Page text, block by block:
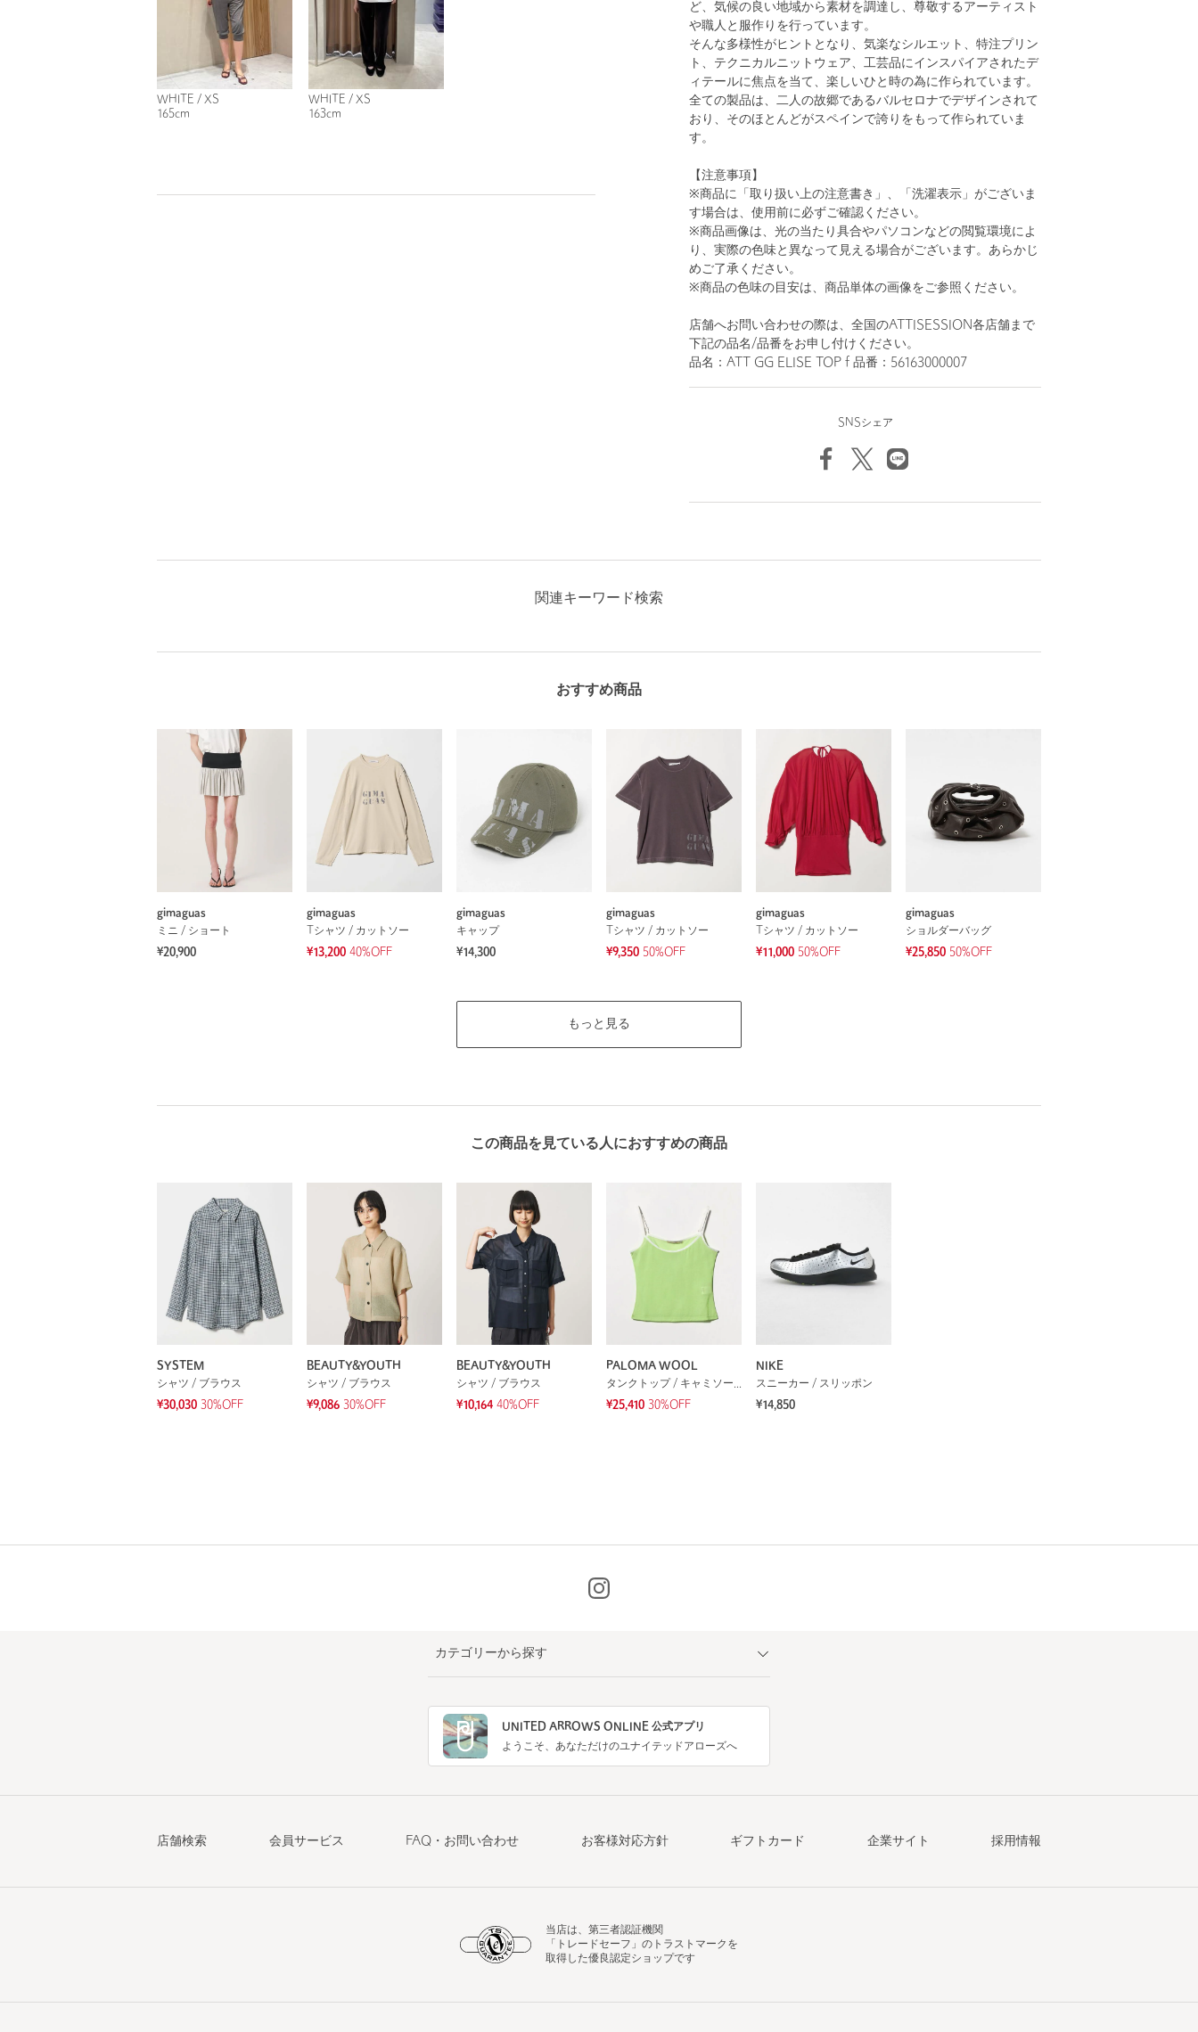
ど、気候の良い地域から素材を調達し、尊敬するアーティスト
や職人と服作りを行っています。
そんな多様性がヒントとなり、気楽なシルエット、特注プリン
ト、テクニカルニットウェア、工芸品にインスパイアされたデ
ィテールに焦点を当て、楽しいひと時の為に作られています。
全ての製品は、二人の故郷であるバルセロナでデザインされて
おり、そのほとんどがスペインで誇りをもって作られていま
す。
【注意事項】
※商品に「取り扱い上の注意書き」、「洗濯表示」がございま
す場合は、使用前に必ずご確認ください。
※商品画像は、光の当たり具合やパソコンなどの閲覧環境によ
り、実際の色味と異なって見える場合がございます。あらかじ
めご了承ください。
※商品の色味の目安は、商品単体の画像をご参照ください。
店舗へお問い合わせの際は、全国のATTISESSION各店舗まで
下記の品名/品番をお申し付けください。
品名：ATT GG ELISE TOP f 品番：56163000007
SNSシェア
WHITE / XS
165cm
WHITE / XS
163cm
関連キーワード検索
おすすめ商品
gimaguas
ミニ / ショート
¥20,900
gimaguas
Tシャツ / カットソー
¥13,200 40%OFF
gimaguas
キャップ
¥14,300
gimaguas
Tシャツ / カットソー
¥9,350 50%OFF
gimaguas
Tシャツ / カットソー
¥11,000 50%OFF
gimaguas
ショルダーバッグ
¥25,850 50%OFF
もっと見る
この商品を見ている人におすすめの商品
SYSTEM
シャツ / ブラウス
¥30,030 30%OFF
BEAUTY&YOUTH
シャツ / ブラウス
¥9,086 30%OFF
BEAUTY&YOUTH
シャツ / ブラウス
¥10,164 40%OFF
PALOMA WOOL
タンクトップ / キャミソール
¥25,410 30%OFF
NIKE
スニーカー / スリッポン
¥14,850
カテゴリーから探す
UNITED ARROWS ONLINE 公式アプリ
ようこそ、あなただけのユナイテッドアローズへ
店舗検索 会員サービス FAQ・お問い合わせ お客様対応方針 ギフトカード 企業サイト 採用情報
当店は、第三者認証機関
「トレードセーフ」のトラストマークを
取得した優良認定ショップです